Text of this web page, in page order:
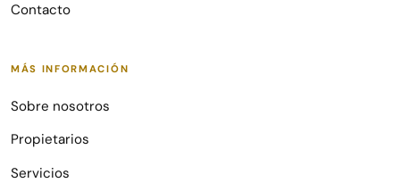
Contacto
MÁS INFORMACIÓN
Sobre nosotros
Propietarios
Servicios